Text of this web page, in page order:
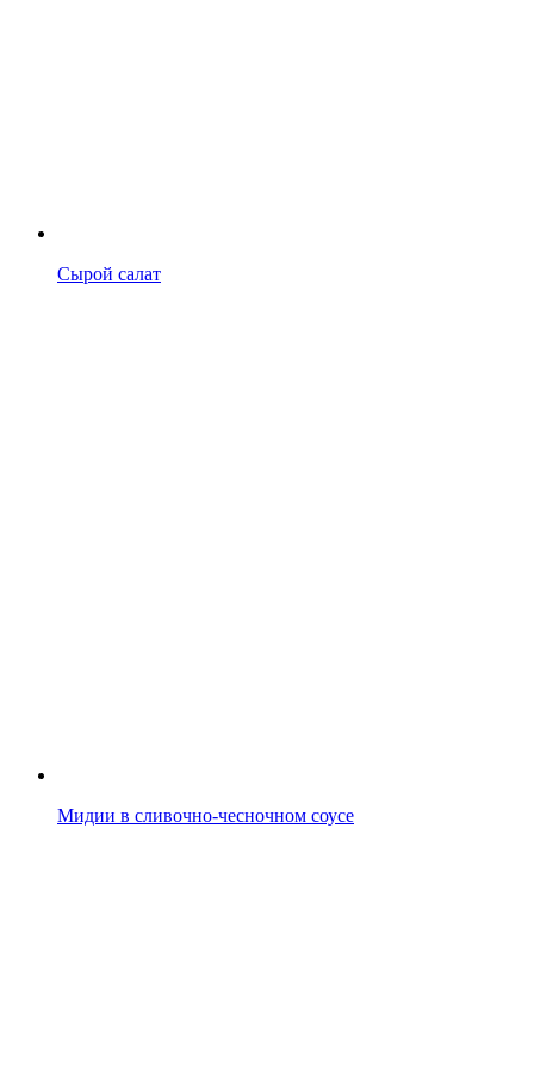
Сырой салат
Мидии в сливочно-чесночном соусе